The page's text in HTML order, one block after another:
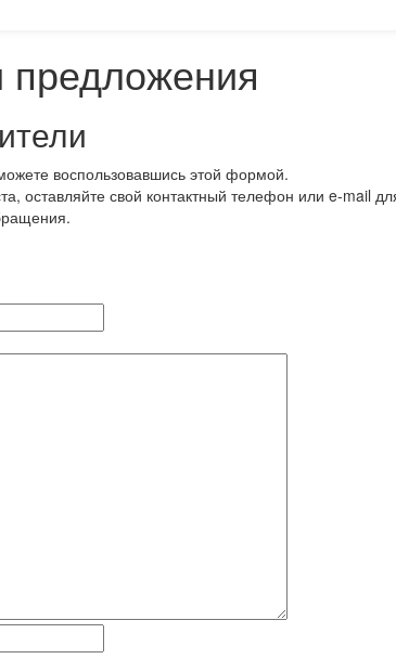
воспользовавшись этой формой.
оставляйте свой контактный телефон или e-mail